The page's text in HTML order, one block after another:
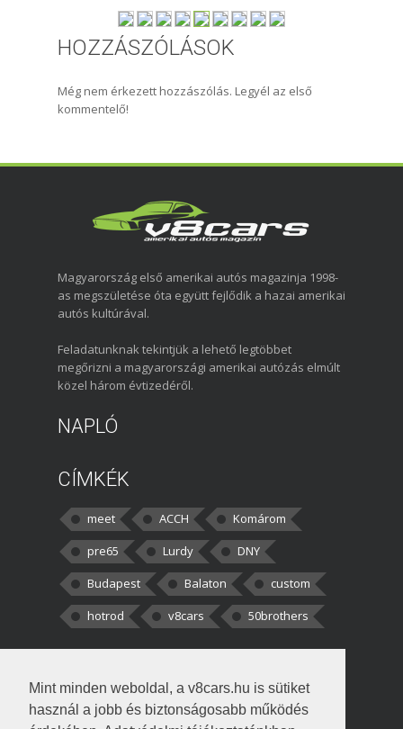
Mint minden weboldal, a v8cars.hu is sütiket
használ a jobb és biztonságosabb működés
HOZZÁSZÓLÁSOK
Még nem érkezett hozzászólás. Legyél az első
kommentelő!
Magyarország első amerikai autós magazinja 1998-
as megszületése óta együtt fejlődik a hazai amerikai
autós kultúrával.
Feladatunknak tekintjük a lehető legtöbbet
megőrizni a magyarországi amerikai autózás elmúlt
közel három évtizedéről.
NAPLÓ
CÍMKÉK
meet ACCH
Komárom
pre65
Lurdy
DNY
Budapest
Balaton
custom
hotrod
v8cars 50brothers
kortisz:Elszúrtam! Én csak két
darabbaal számoltam. Nem tudtam, hogy fél autót,